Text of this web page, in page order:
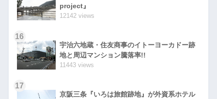
project』
12142 views
16
宇治六地蔵・住友商事のイトーヨーカドー跡
地と周辺マンション騰落率!!
11443 views
17
京阪三条『いろは旅館跡地』が外資系ホテル